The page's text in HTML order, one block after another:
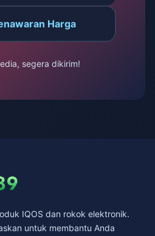
Harga
segera dikirim!
IQOS dan rokok elektronik.
untuk membantu Anda